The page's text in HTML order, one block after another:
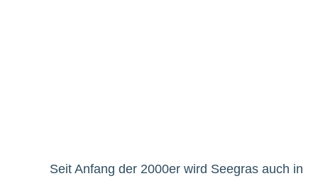
Seit Anfang der 2000er wird Seegras auch in